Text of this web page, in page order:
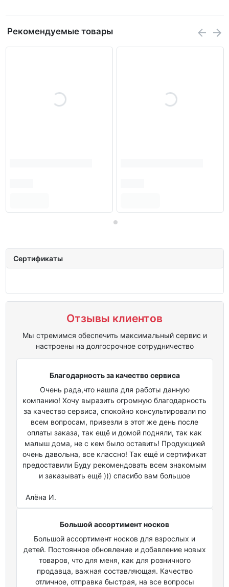
Рекомендуемые товары
Сертификаты
Отзывы клиентов
Мы стремимся обеспечить максимальный сервис и
настроены на долгосрочное сотрудничество
Благодарность за качество сервиса
Очень рада,что нашла для работы данную
компанию! Хочу выразить огромную благодарность
за качество сервиса, спокойно консультировали по
всем вопросам, привезли в этот же день после
оплаты заказа, так ещё и домой подняли, так как
малыш дома, не с кем было оставить! Продукцией
очень давольна, все классно! Так ещё и сертификат
предоставили Буду рекомендовать всем знакомым
и заказывать ещё ))) спасибо вам большое
Алёна И.
Большой ассортимент носков
Большой ассортимент носков для взрослых и
детей. Постоянное обновление и добавление новых
товаров, что для меня, как для розничного
продавца, важная составляющая. Качество
отличное, отправка быстрая, на все вопросы